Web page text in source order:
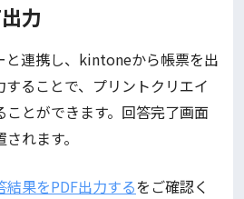
力
と連携し、kintoneから帳票を出
ることで、プリントクリエイ
とができます。回答完了画面
れます。
結果をPDF出力するをご確認く